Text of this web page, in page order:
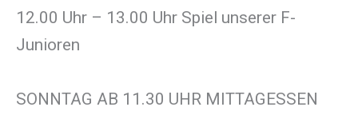
12.00 Uhr – 13.00 Uhr Spiel unserer F-
Junioren
SONNTAG AB 11.30 UHR MITTAGESSEN